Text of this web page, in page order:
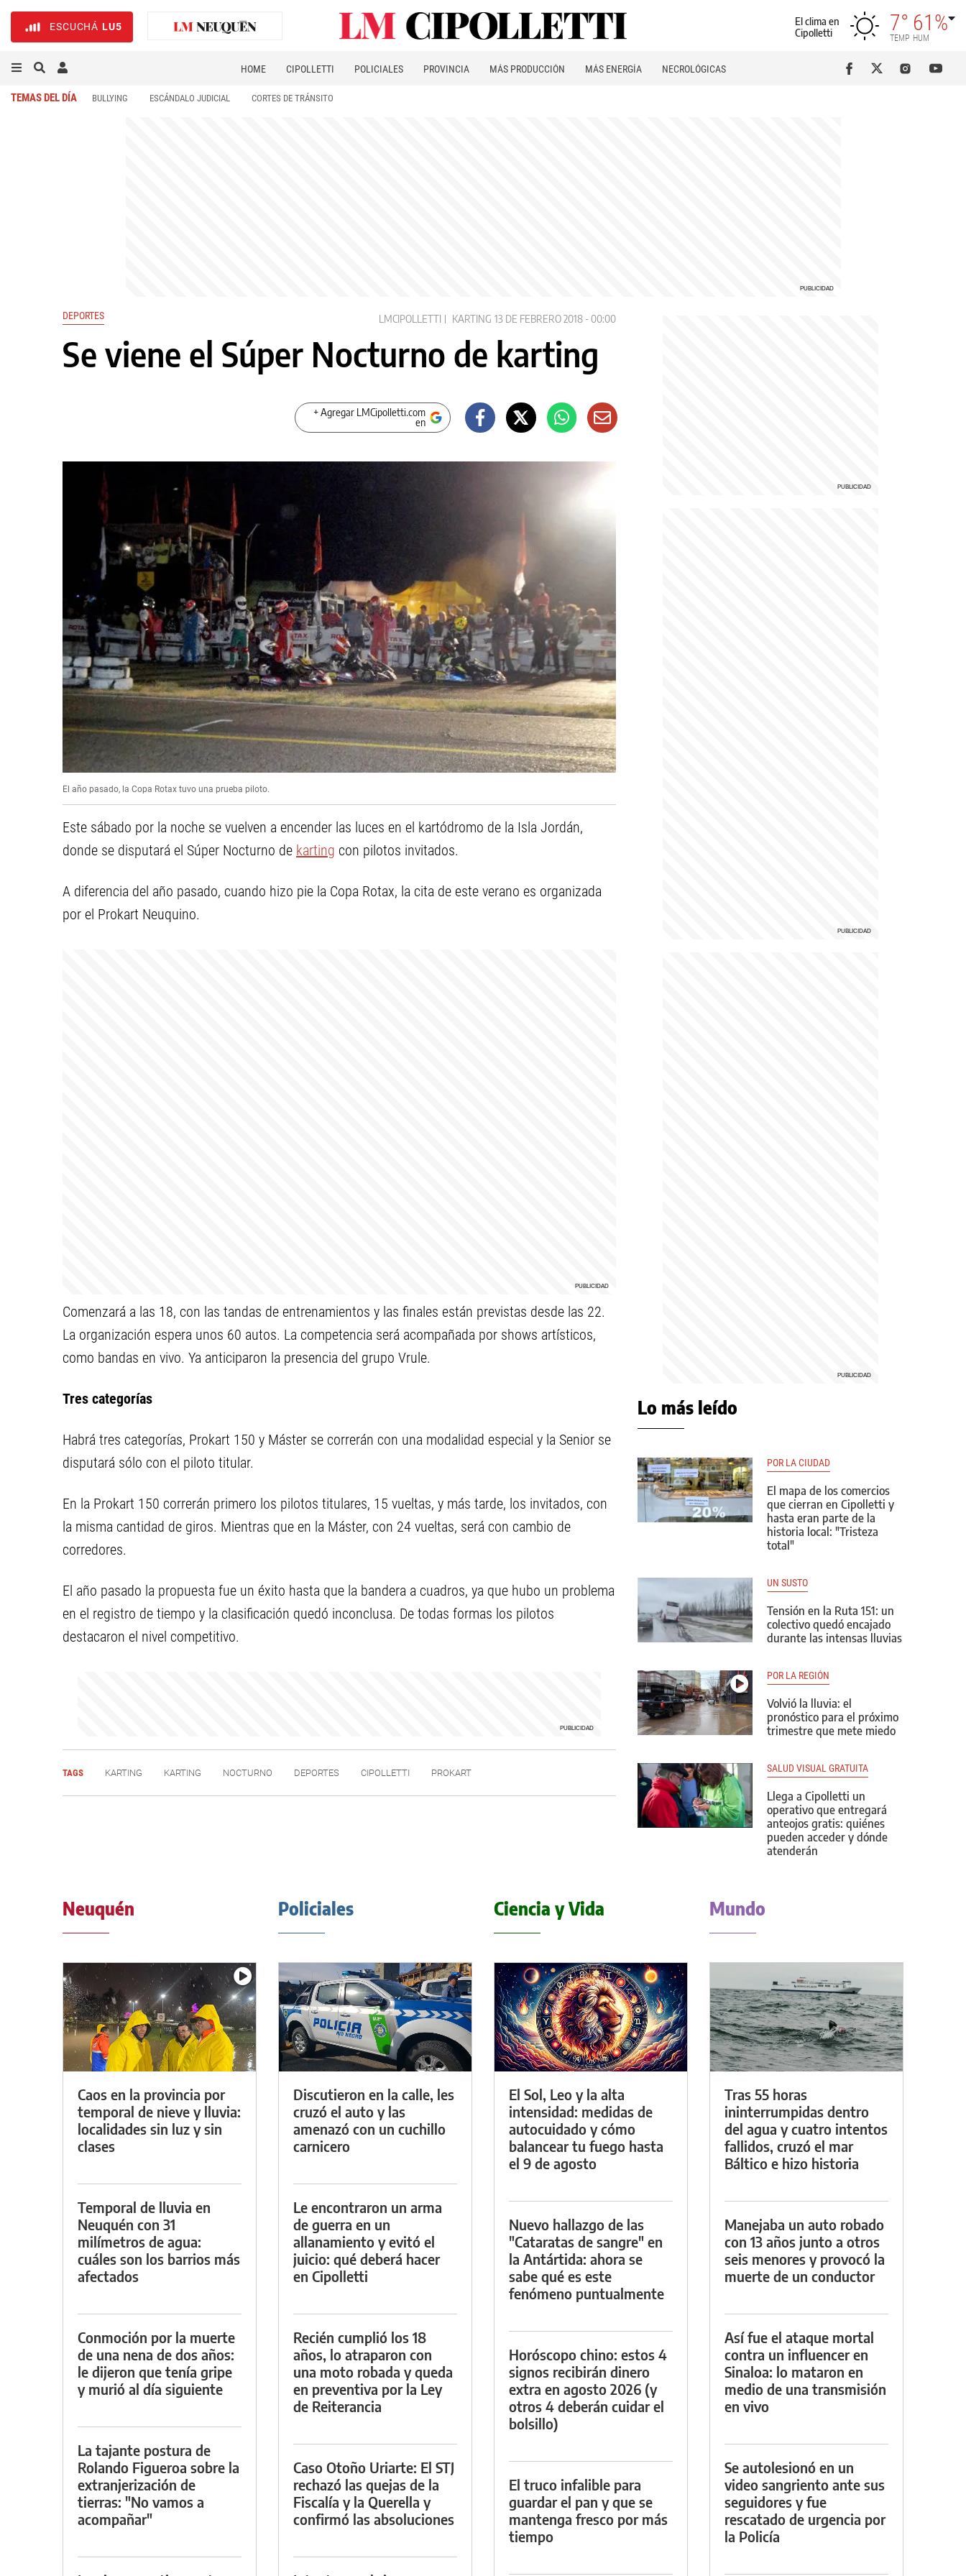
ESCUCHÁ LU5
El clima en
Cipolletti
7°
TEMP
61%
HUM
HOME CIPOLLETTI POLICIALES PROVINCIA MÁS PRODUCCIÓN MÁS ENERGÍA NECROLÓGICAS
TEMAS DEL DÍA BULLYING ESCÁNDALO JUDICIAL CORTES DE TRÁNSITO
DEPORTES LMCIPOLLETTI KARTING 13 DE FEBRERO 2018 - 00:00
Se viene el Súper Nocturno de karting
+ Agregar LMCipolletti.com
en
El año pasado, la Copa Rotax tuvo una prueba piloto.
Este sábado por la noche se vuelven a encender las luces en el kartódromo de la Isla Jordán,
donde se disputará el Súper Nocturno de karting con pilotos invitados.
A diferencia del año pasado, cuando hizo pie la Copa Rotax, la cita de este verano es organizada
por el Prokart Neuquino.
Comenzará a las 18, con las tandas de entrenamientos y las finales están previstas desde las 22.
La organización espera unos 60 autos. La competencia será acompañada por shows artísticos,
como bandas en vivo. Ya anticiparon la presencia del grupo Vrule.
Tres categorías
Habrá tres categorías, Prokart 150 y Máster se correrán con una modalidad especial y la Senior se
disputará sólo con el piloto titular.
En la Prokart 150 correrán primero los pilotos titulares, 15 vueltas, y más tarde, los invitados, con
la misma cantidad de giros. Mientras que en la Máster, con 24 vueltas, será con cambio de
corredores.
El año pasado la propuesta fue un éxito hasta que la bandera a cuadros, ya que hubo un problema
en el registro de tiempo y la clasificación quedó inconclusa. De todas formas los pilotos
destacaron el nivel competitivo.
TAGS KARTING KARTING NOCTURNO DEPORTES CIPOLLETTI PROKART
Lo más leído
POR LA CIUDAD
El mapa de los comercios
que cierran en Cipolletti y
hasta eran parte de la
historia local: "Tristeza
total"
UN SUSTO
Tensión en la Ruta 151: un
colectivo quedó encajado
durante las intensas lluvias
POR LA REGIÓN
Volvió la lluvia: el
pronóstico para el próximo
trimestre que mete miedo
SALUD VISUAL GRATUITA
Llega a Cipolletti un
operativo que entregará
anteojos gratis: quiénes
pueden acceder y dónde
atenderán
Neuquén
Caos en la provincia por
temporal de nieve y lluvia:
localidades sin luz y sin
clases
Temporal de lluvia en
Neuquén con 31
milímetros de agua:
cuáles son los barrios más
afectados
Conmoción por la muerte
de una nena de dos años:
le dijeron que tenía gripe
y murió al día siguiente
La tajante postura de
Rolando Figueroa sobre la
extranjerización de
tierras: "No vamos a
acompañar"
Policiales
Discutieron en la calle, les
cruzó el auto y las
amenazó con un cuchillo
carnicero
Le encontraron un arma
de guerra en un
allanamiento y evitó el
juicio: qué deberá hacer
en Cipolletti
Recién cumplió los 18
años, lo atraparon con
una moto robada y queda
en preventiva por la Ley
de Reiterancia
Caso Otoño Uriarte: El STJ
rechazó las quejas de la
Fiscalía y la Querella y
confirmó las absoluciones
Ciencia y Vida
El Sol, Leo y la alta
intensidad: medidas de
autocuidado y cómo
balancear tu fuego hasta
el 9 de agosto
Nuevo hallazgo de las
"Cataratas de sangre" en
la Antártida: ahora se
sabe qué es este
fenómeno puntualmente
Horóscopo chino: estos 4
signos recibirán dinero
extra en agosto 2026 (y
otros 4 deberán cuidar el
bolsillo)
El truco infalible para
guardar el pan y que se
mantenga fresco por más
tiempo
Mundo
Tras 55 horas
ininterrumpidas dentro
del agua y cuatro intentos
fallidos, cruzó el mar
Báltico e hizo historia
Manejaba un auto robado
con 13 años junto a otros
seis menores y provocó la
muerte de un conductor
Así fue el ataque mortal
contra un influencer en
Sinaloa: lo mataron en
medio de una transmisión
en vivo
Se autolesionó en un
video sangriento ante sus
seguidores y fue
rescatado de urgencia por
la Policía